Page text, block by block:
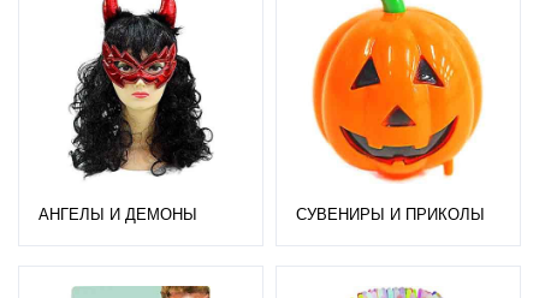
АНГЕЛЫ И ДЕМОНЫ СУВЕНИРЫ И ПРИКОЛЫ